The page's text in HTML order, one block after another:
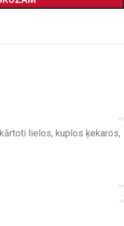
lielos, kuplos ķekaros,